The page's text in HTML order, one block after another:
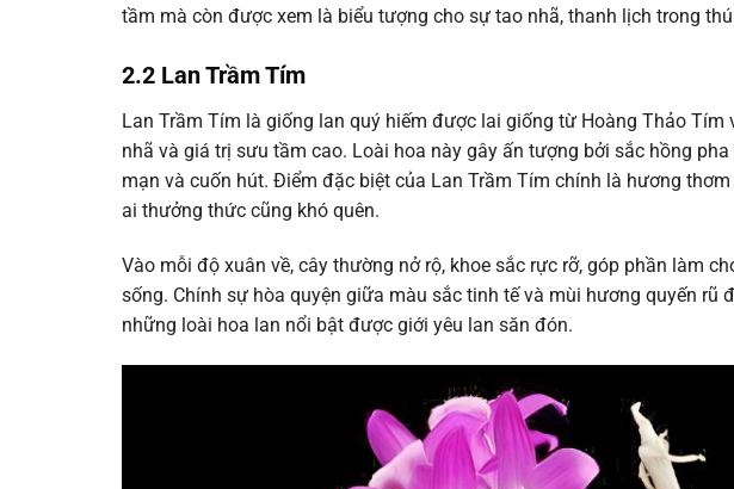
tầm mà còn được xem là biểu tượng cho sự tao nhã, thanh lịch trong
2.2 Lan Trầm Tím
Lan Trầm Tím là giống lan quý hiếm được lai giống từ Hoàng Thảo Tím
nhã và giá trị sưu tầm cao. Loài hoa này gây ấn tượng bởi sắc hồng
mạn và cuốn hút. Điểm đặc biệt của Lan Trầm Tím chính là hương
ai thưởng thức cũng khó quên.
Vào mỗi độ xuân về, cây thường nở rộ, khoe sắc rực rỡ, góp phần làm
sống. Chính sự hòa quyện giữa màu sắc tinh tế và mùi hương quyến rũ
những loài hoa lan nổi bật được giới yêu lan săn đón.